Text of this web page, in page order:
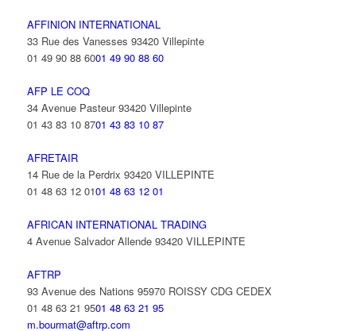
AFFINION INTERNATIONAL
33 Rue des Vanesses 93420 Villepinte
01 49 90 88 6001 49 90 88 60
AFP LE COQ
34 Avenue Pasteur 93420 Villepinte
01 43 83 10 8701 43 83 10 87
AFRETAIR
14 Rue de la Perdrix 93420 VILLEPINTE
01 48 63 12 0101 48 63 12 01
AFRICAN INTERNATIONAL TRADING
4 Avenue Salvador Allende 93420 VILLEPINTE
AFTRP
93 Avenue des Nations 95970 ROISSY CDG CEDEX
01 48 63 21 9501 48 63 21 95
m.bourmat@aftrp.com